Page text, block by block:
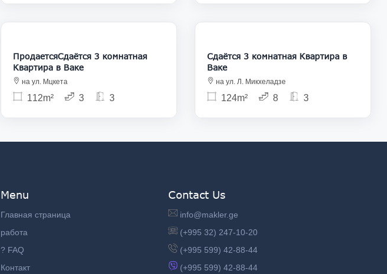
315 000
ПродаетсяСдаётся 3 комнатная
Квартира в Ваке
на ул. Мцкета
112m² 3 3
1 500
Сдаётся 3 комнатная Квартира в
Ваке
на ул. Л. Микхеладзе
124m² 8 3
Menu
Главная страница
работа
? FAQ
Контакт
Contact Us
info@makler.ge
(+995 32) 247-10-20
(+995 599) 42-88-44
(+995 599) 42-88-44